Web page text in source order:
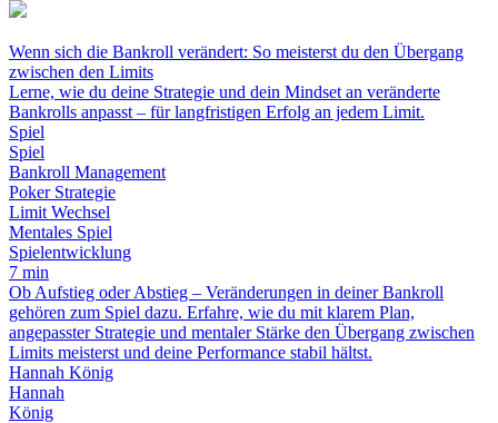
Wenn sich die Bankroll verändert: So meisterst du den Übergang
zwischen den Limits
Lerne, wie du deine Strategie und dein Mindset an veränderte
Bankrolls anpasst – für langfristigen Erfolg an jedem Limit.
Spiel
Spiel
Bankroll Management
Poker Strategie
Limit Wechsel
Mentales Spiel
Spielentwicklung
7 min
Ob Aufstieg oder Abstieg – Veränderungen in deiner Bankroll
gehören zum Spiel dazu. Erfahre, wie du mit klarem Plan,
angepasster Strategie und mentaler Stärke den Übergang zwischen
Limits meisterst und deine Performance stabil hältst.
Hannah König
Hannah
König